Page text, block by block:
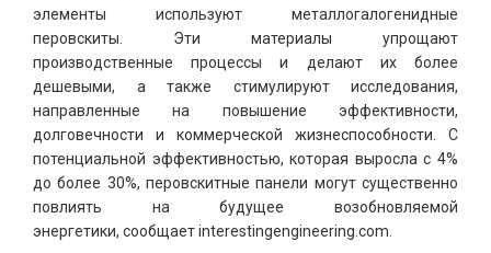
элементы используют металлогалогенидные
перовскиты. Эти материалы упрощают
производственные процессы и делают их более
дешевыми, а также стимулируют исследования,
направленные на повышение эффективности,
долговечности и коммерческой жизнеспособности. С
потенциальной эффективностью, которая выросла с 4%
до более 30%, перовскитные панели могут существенно
повлиять на будущее возобновляемой
энергетики, сообщает interestingengineering.com.